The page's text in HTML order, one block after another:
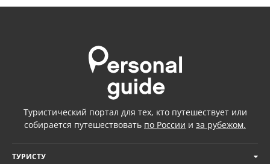
Туристический портал для тех, кто путешествует или
собирается путешествовать по России и за рубежом.
ТУРИСТУ